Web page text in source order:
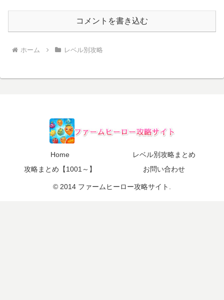
コメントを書き込む
ホーム レベル別攻略
Home
レベル別攻略まとめ
攻略まとめ【1001～】
お問い合わせ
© 2014 ファームヒーロー攻略サイト.